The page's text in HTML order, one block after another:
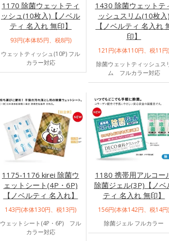
1170 除菌ウェットティ
ッシュ(10枚入)【ノベル
ティ 名入れ 無印】
93円(本体85円、税8円)
ウェットティッシュ(10P) フル
カラー対応
1430 除菌ウェットテ
ッシュスリム(10枚入)
【ノベルティ 名入れ
印】
121円(本体110円、税11円)
除菌ウェットティッシュス
ム フルカラー対応
1175-1176 kirei 除菌ウ
ェットシート(4P・6P)
【ノベルティ 名入れ】
143円(本体130円、税13円)
ウェットシート(4P・6P) フル
カラー対応
1180 携帯用アルコー
除菌ジェル(3P)【ノベ
ティ 名入れ 無印】
156円(本体142円、税14円)
除菌ジェル フルカラー